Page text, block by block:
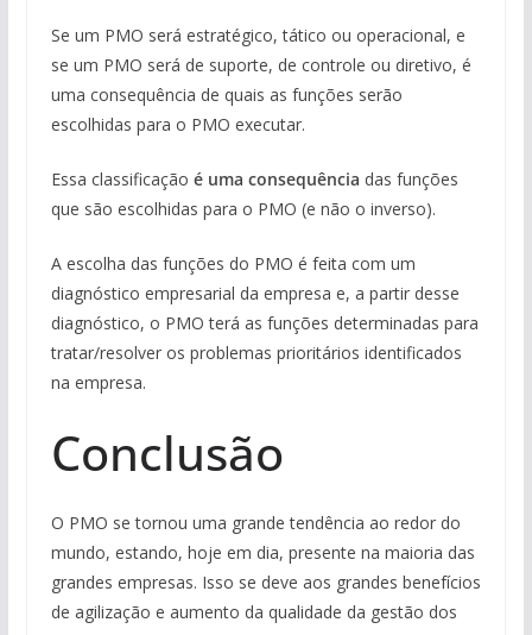
Se um PMO será estratégico, tático ou operacional, e
se um PMO será de suporte, de controle ou diretivo, é
uma consequência de quais as funções serão
escolhidas para o PMO executar.
Essa classificação é uma consequência das funções
que são escolhidas para o PMO (e não o inverso).
A escolha das funções do PMO é feita com um
diagnóstico empresarial da empresa e, a partir desse
diagnóstico, o PMO terá as funções determinadas para
tratar/resolver os problemas prioritários identificados
na empresa.
Conclusão
O PMO se tornou uma grande tendência ao redor do
mundo, estando, hoje em dia, presente na maioria das
grandes empresas. Isso se deve aos grandes benefícios
de agilização e aumento da qualidade da gestão dos